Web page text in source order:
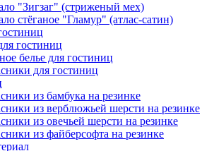
"Зигзаг" (стриженый мех)
стёганое "Гламур" (атлас-сатин)
гостиниц
белье для гостиниц
для гостиниц
из бамбука на резинке
из верблюжьей шерсти на резинке
из овечьей шерсти на резинке
из файберсофта на резинке